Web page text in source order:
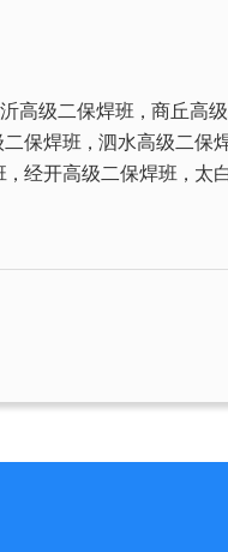
高级二保焊班 ， 商丘高
保焊班 ， 泗水高级二保
， 经开高级二保焊班 ， 太